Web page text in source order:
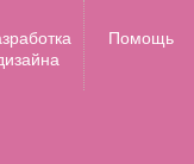
Помощь